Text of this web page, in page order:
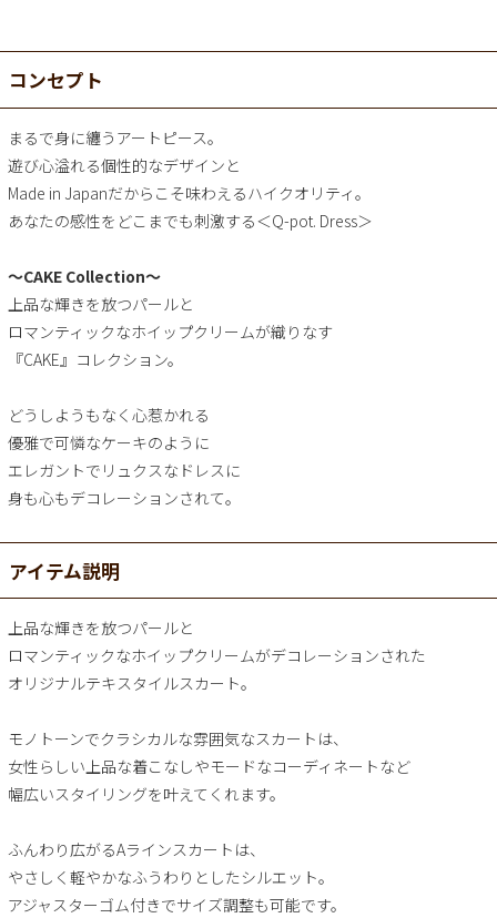
コンセプト
まるで身に纏うアートピース。
遊び心溢れる個性的なデザインと
Made in Japanだからこそ味わえるハイクオリティ。
あなたの感性をどこまでも刺激する＜Q-pot. Dress＞
～CAKE Collection～
上品な輝きを放つパールと
ロマンティックなホイップクリームが織りなす
『CAKE』コレクション。
どうしようもなく心惹かれる
優雅で可憐なケーキのように
エレガントでリュクスなドレスに
身も心もデコレーションされて。
アイテム説明
上品な輝きを放つパールと
ロマンティックなホイップクリームがデコレーションされた
オリジナルテキスタイルスカート。
モノトーンでクラシカルな雰囲気なスカートは、
女性らしい上品な着こなしやモードなコーディネートなど
幅広いスタイリングを叶えてくれます。
ふんわり広がるAラインスカートは、
やさしく軽やかなふうわりとしたシルエット。
アジャスターゴム付きでサイズ調整も可能です。